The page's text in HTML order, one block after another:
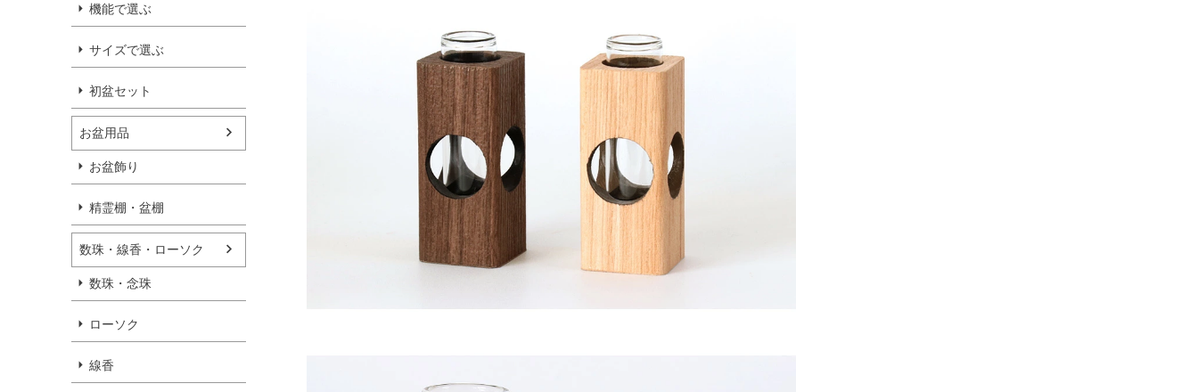
機能で選ぶ
サイズで選ぶ
初盆セット
お盆用品
お盆飾り
精霊棚・盆棚
数珠・線香・ローソク
数珠・念珠
ローソク
線香